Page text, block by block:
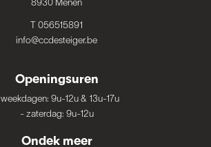
8930 Menen
T 056515891
info@ccdesteiger.be
Openingsuren
weekdagen: 9u-12u & 13u-17u
- zaterdag: 9u-12u
Ondek meer